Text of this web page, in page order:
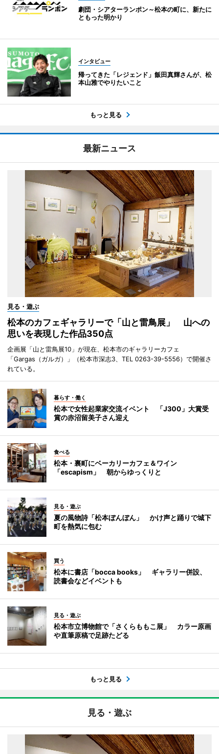
劇団・シアターランポン～松本の町に、新たに
ともった明かり
インタビュー
帰ってきた「レジェンド」飯田真輝さんが、松
本山雅でやりたいこと
もっと見る
最新ニュース
見る・遊ぶ
松本のカフェギャラリーで「山と雷鳥展」 山への
思いを表現した作品350点
企画展「山と雷鳥展10」が現在、松本市のギャラリーカフェ
「Gargas（ガルガ）」（松本市深志3、TEL 0263-39-5556）で開催さ
れている。
暮らす・働く
松本で女性起業家交流イベント 「J300」大賞受
賞の赤沼留美子さん迎え
食べる
松本・裏町にベーカリーカフェ＆ワイン
「escapism」 朝からゆっくりと
見る・遊ぶ
夏の風物詩「松本ぼんぼん」 かけ声と踊りで城下
町を熱気に包む
買う
松本に書店「bocca books」 ギャラリー併設、
読書会などイベントも
見る・遊ぶ
松本市立博物館で「さくらももこ展」 カラー原画
や直筆原稿で足跡たどる
もっと見る
見る・遊ぶ